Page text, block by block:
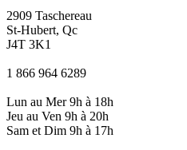
2909 Taschereau
St-Hubert, Qc
J4T 3K1
1 866 964 6289
Lun au Mer 9h à 18h
Jeu au Ven 9h à 20h
Sam et Dim 9h à 17h